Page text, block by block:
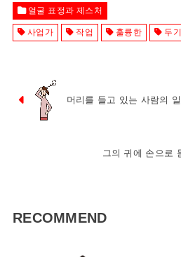
얼굴 표정과 제스처
사업가 작업 훌륭한 두
머리를 들고 있는 사람의
그의 귀에 손으로
RECOMMEND